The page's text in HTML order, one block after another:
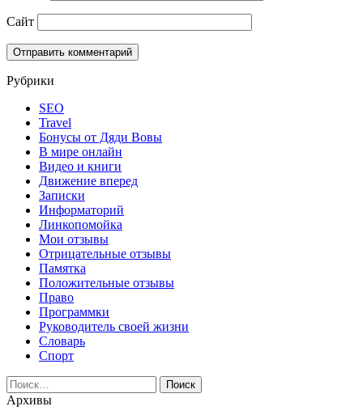
Сайт
Рубрики
SEO
Travel
Бонусы от Дяди Вовы
В мире онлайн
Видео и книги
Движение вперед
Записки
Информаторий
Линкопомойка
Мои отзывы
Отрицательные отзывы
Памятка
Положительные отзывы
Право
Программки
Руководитель своей жизни
Словарь
Спорт
Найти:
Архивы